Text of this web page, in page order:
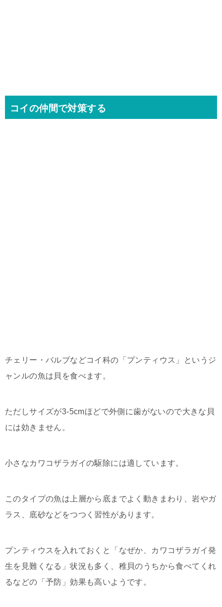
コイの仲間で対策する
チェリー・バルブなどコイ科の「プンティウス」というジ
ャンルの魚は貝を食べます。
ただしサイズが3-5cmほどで外側に歯がないので大きな貝
には効きません。
小さなカワコザラガイの駆除には適しています。
このタイプの魚は上層から底までよく動きまわり、岩やガ
ラス、底砂などをつつく習性があります。
プンティウスを入れておくと「なぜか、カワコザラガイ発
生を見難くなる」状況も多く、稚貝のうちから食べてくれ
るなどの「予防」効果も高いようです。